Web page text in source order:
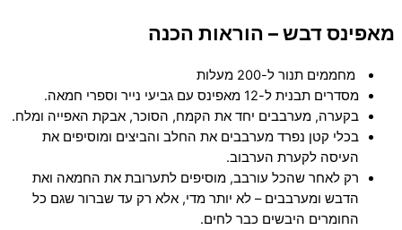
מאפינס דבש – הוראות הכנה
מחממים תנור ל-200 מעלות
מסדרים תבנית ל-12 מאפינס עם גביעי נייר וספרי חמאה.
בקערה, מערבבים יחד את הקמח, הסוכר, אבקת האפייה ומלח.
בכלי קטן נפרד מערבבים את החלב והביצים ומוסיפים את
העיסה לקערת הערבוב.
רק לאחר שהכל עורבב, מוסיפים לתערובת את החמאה ואת
הדבש ומערבבים – לא יותר מדי, אלא רק עד שברור שגם כל
החומרים היבשים כבר לחים.